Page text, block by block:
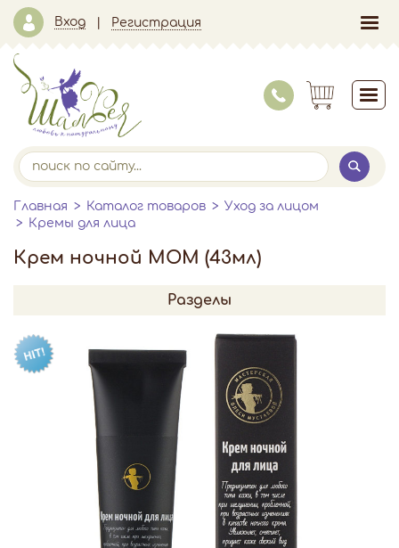
Вход Регистрация
Главная Каталог товаров
Уход за лицом
Кремы для лица
Крем ночной МОМ (43мл)
Разделы